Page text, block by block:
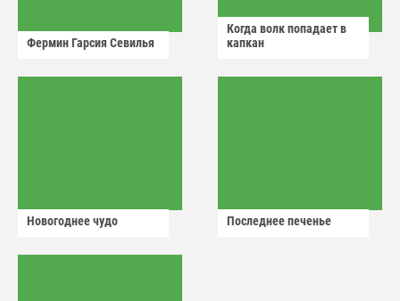
Фермин Гарсия Севилья
Когда волк попадает в
капкан
Новогоднее чудо Последнее печенье